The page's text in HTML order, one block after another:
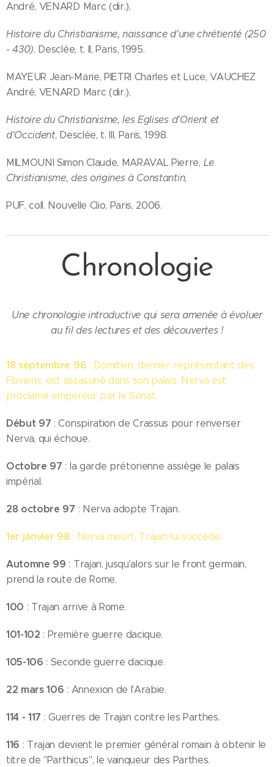
André, VENARD Marc (dir.),
Histoire du Christianisme, naissance d'une chrétienté (250
- 430), Desclée, t. II, Paris, 1995.
MAYEUR Jean-Marie, PIETRI Charles et Luce, VAUCHEZ
André, VENARD Marc (dir.),
Histoire du Christianisme, les Eglises d'Orient et
d'Occident, Desclée, t. III, Paris, 1998.
MILMOUNI Simon Claude, MARAVAL Pierre, Le
Christianisme, des origines à Constantin,
PUF, coll. Nouvelle Clio, Paris, 2006.
Chronologie
Une chronologie introductive qui sera amenée à évoluer
au fil des lectures et des découvertes !
18 septembre 96 : Domitien, dernier représentant des
Flaviens, est assassiné dans son palais. Nerva est
proclamé empereur par le Sénat.
Début 97 : Conspiration de Crassus pour renverser
Nerva, qui échoue.
Octobre 97 : la garde prétorienne assiège le palais
impérial.
28 octobre 97 : Nerva adopte Trajan.
1er janvier 98 : Nerva meurt, Trajan lui succède.
Automne 99 : Trajan, jusqu'alors sur le front germain,
prend la route de Rome.
100 : Trajan arrive à Rome.
101-102 : Première guerre dacique.
105-106 : Seconde guerre dacique.
22 mars 106 : Annexion de l'Arabie.
114 - 117 : Guerres de Trajan contre les Parthes.
116 : Trajan devient le premier général romain à obtenir le
titre de "Parthicus", le vainqueur des Parthes.